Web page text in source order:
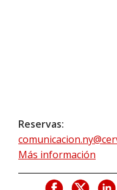
Reservas:
Más información